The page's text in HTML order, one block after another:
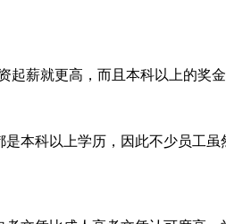
薪就更高，而且本科以上的奖
本科以上学历，因此不少员工